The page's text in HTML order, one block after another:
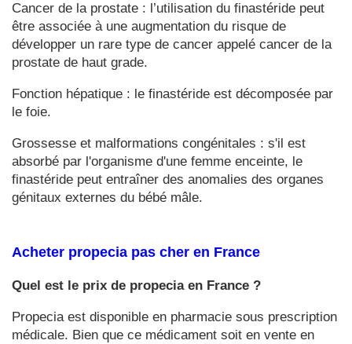
Cancer de la prostate : l’utilisation du finastéride peut
être associée à une augmentation du risque de
développer un rare type de cancer appelé cancer de la
prostate de haut grade.
Fonction hépatique : le finastéride est décomposée par
le foie.
Grossesse et malformations congénitales : s'il est
absorbé par l'organisme d'une femme enceinte, le
finastéride peut entraîner des anomalies des organes
génitaux externes du bébé mâle.
Acheter propecia pas cher en France
Quel est le prix de propecia en France ?
Propecia est disponible en pharmacie sous prescription
médicale. Bien que ce médicament soit en vente en